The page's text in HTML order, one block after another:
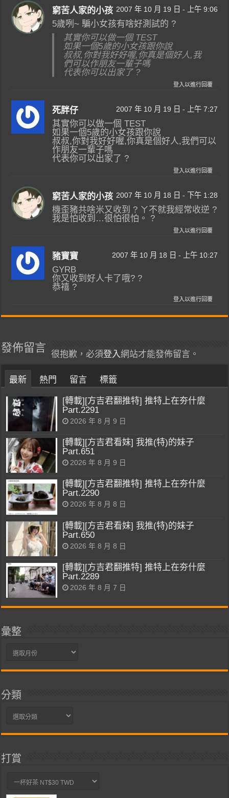
窮苦人家的小孩 2007 年 10 月 19 日 - 上午 9:06
5歲咧~ 騙小女孩有啥好測試的 ?
其實你可以做一個 TEST
如果一個5歲的小女孩跟你說
叔叔,你對我好好喔,你真是個好人,我
們可以作朋友一輩子嗎
代表你可以出家了 ?
登入以進行回覆
死胖仔 2007 年 10 月 19 日 - 上午 7:27
其實你可以做一個 TEST
如果一個5歲的小女孩跟你說
叔叔,你對我好好喔,你真是個好人,我們可以
作朋友一輩子嗎
代表你可以出家了 ?
登入以進行回覆
窮苦人家的小孩 2007 年 10 月 18 日 - 下午 1:28
機歪豬共啥米又收到 ? ㄚ不就我經常收逆 ?
我是怕收到…很怕很怕。 ?
登入以進行回覆
豬寶寶 2007 年 10 月 18 日 - 上午 10:27
GYRB
你又收到好人卡了哦? ?
恭禧 ?
登入以進行回覆
發佈留言
很抱歉，必須登入網站才能發佈留言。
最新 熱門 留言 標籤
[轉載][方吉君翻推特] 推特上在夯什麼
Part.2291
2026 年 8 月 9 日
[轉載][方吉君看妹] 我推(特)的妹子
Part.651
2026 年 8 月 9 日
[轉載][方吉君翻推特] 推特上在夯什麼
Part.2290
2026 年 8 月 8 日
[轉載][方吉君看妹] 我推(特)的妹子
Part.650
2026 年 8 月 8 日
[轉載][方吉君翻推特] 推特上在夯什麼
Part.2289
2026 年 8 月 7 日
彙整
彙
分類
分
打賞